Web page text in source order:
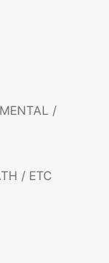
/
/ ETC